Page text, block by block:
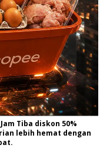
Tiba diskon 50%
lebih hemat dengan